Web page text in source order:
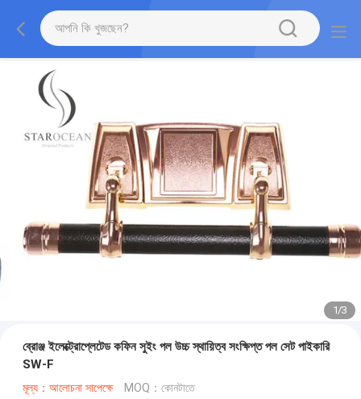
1/3
ব্রোঞ্জ ইলেক্ট্রোপ্লেটেড কফিন সুইং পল উচ্চ স্থায়িত্ব সংক্ষিপ্ত পল সেট পাইকারি
SW-F
মূল্য：আলোচনা সাপেক্ষে MOQ：কোনটাতে